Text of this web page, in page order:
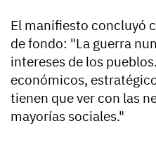
El manifiesto concluyó
de fondo: "La guerra
intereses de los
económicos,
tienen que ver con las
mayorías sociales."